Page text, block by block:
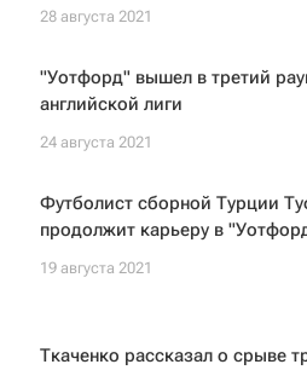
28 августа 2021
"Уотфорд" вышел в третий
английской лиги
24 августа 2021
Футболист сборной Турции
продолжит карьеру в
19 августа 2021
Ткаченко рассказал о срыве